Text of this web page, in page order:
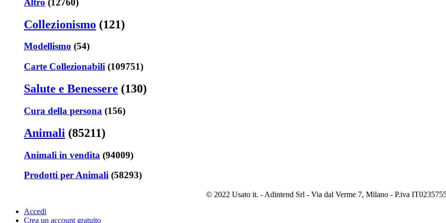
Collezionismo (121)
Modellismo (54)
Carte Collezionabili (109751)
Salute e Benessere (130)
Cura della persona (156)
Animali (85211)
Animali in vendita (94009)
Prodotti per Animali (58293)
© 2022 Usato it. - Adintend Srl - Via dal Verme 7, Milano - P.iva
Accedi
Crea un account gratuito